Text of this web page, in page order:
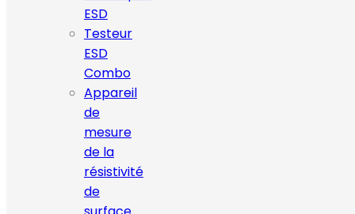
ESD
Testeur
ESD
Combo
Appareil
de
mesure
de la
résistivité
de